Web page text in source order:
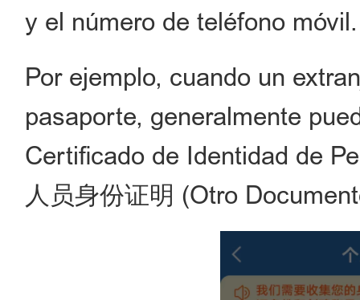
y el número de teléfono móvil.
Por ejemplo, cuando un
pasaporte, generalmente
Certificado de Identidad de
人员身份证明 (Otro